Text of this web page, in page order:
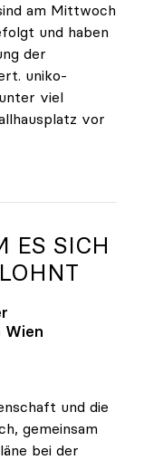
am Mittwoch
und haben
der
uniko-
viel
vor
ES SICH
Wien
und die
gemeinsam
bei der